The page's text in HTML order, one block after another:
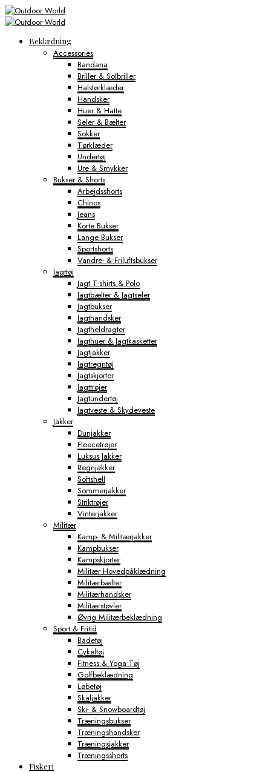
Beklædning
Accessories
Bandana
Briller & Solbriller
Halstørklæder
Handsker
Huer & Hatte
Seler & Bælter
Sokker
Tørklæder
Undertøj
Ure & Smykker
Bukser & Shorts
Arbejdsshorts
Chinos
Jeans
Korte Bukser
Lange Bukser
Sportshorts
Vandre- & Friluftsbukser
Jagttøj
Jagt T-shirts & Polo
Jagtbælter & Jagtseler
Jagtbukser
Jagthandsker
Jagtheldragter
Jagthuer & Jagtkasketter
Jagtjakker
Jagtregntøj
Jagtskjorter
Jagttrøjer
Jagtundertøj
Jagtveste & Skydeveste
Jakker
Dunjakker
Fleecetrøjer
Luksus Jakker
Regnjakker
Softshell
Sommerjakker
Striktrøjer
Vinterjakker
Militær
Kamp- & Militærjakker
Kampbukser
Kampskjorter
Militær Hovedpåklædning
Militærbælter
Militærhandsker
Militærstøvler
Øvrig Militærbeklædning
Sport & Fritid
Badetøj
Cykeltøj
Fitness & Yoga Tøj
Golfbeklædning
Løbetøj
Skaljakker
Ski- & Snowboardtøj
Træningsbukser
Træningshandsker
Træningsjakker
Træningsshorts
Fiskeri